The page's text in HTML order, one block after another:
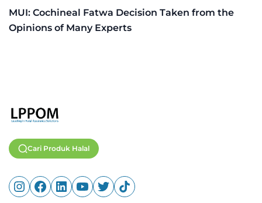
MUI: Cochineal Fatwa Decision Taken from the
Opinions of Many Experts
Cari Produk Halal